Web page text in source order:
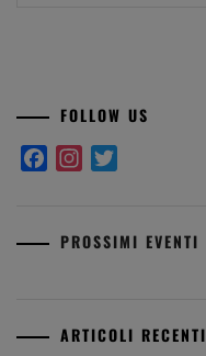
FOLLOW US
FacebookInstagram
PROSSIMI EVENTI
ARTICOLI RECENTI